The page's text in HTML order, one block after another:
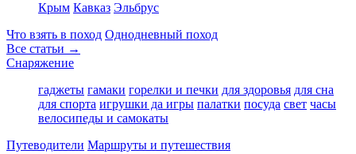
Крым Кавказ Эльбрус
Что взять в поход Однодневный поход
Все статьи →
Снаряжение
гаджеты гамаки горелки и печки для здоровья для сна
для спорта игрушки да игры палатки посуда свет часы
велосипеды и самокаты
Путеводители Маршруты и путешествия